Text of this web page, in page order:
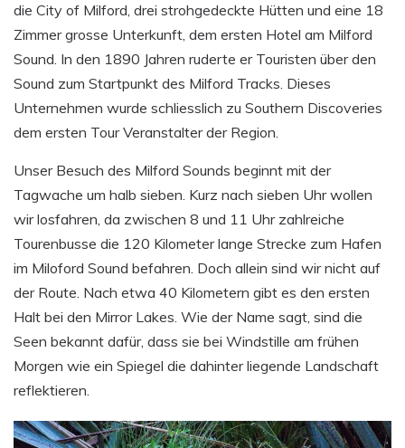
die City of Milford, drei strohgedeckte Hütten und eine 18
Zimmer grosse Unterkunft, dem ersten Hotel am Milford
Sound. In den 1890 Jahren ruderte er Touristen über den
Sound zum Startpunkt des Milford Tracks. Dieses
Unternehmen wurde schliesslich zu Southern Discoveries
dem ersten Tour Veranstalter der Region.
Unser Besuch des Milford Sounds beginnt mit der
Tagwache um halb sieben. Kurz nach sieben Uhr wollen
wir losfahren, da zwischen 8 und 11 Uhr zahlreiche
Tourenbusse die 120 Kilometer lange Strecke zum Hafen
im Miloford Sound befahren. Doch allein sind wir nicht auf
der Route. Nach etwa 40 Kilometern gibt es den ersten
Halt bei den Mirror Lakes. Wie der Name sagt, sind die
Seen bekannt dafür, dass sie bei Windstille am frühen
Morgen wie ein Spiegel die dahinter liegende Landschaft
reflektieren.